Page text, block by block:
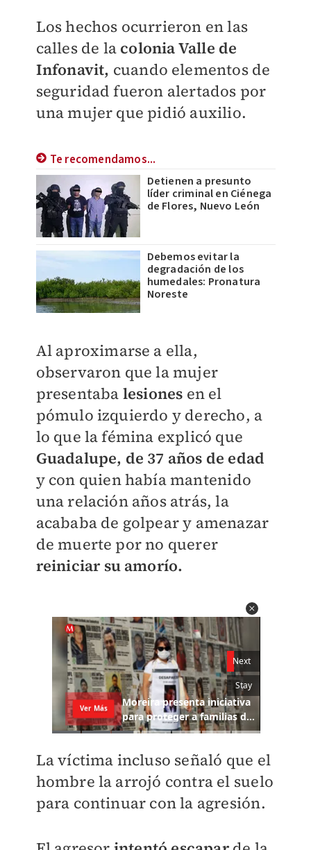
Los hechos ocurrieron en las
calles de la colonia Valle de
Infonavit, cuando elementos de
seguridad fueron alertados por
una mujer que pidió auxilio.
Te recomendamos...
Detienen a presunto
líder criminal en Ciénega
de Flores, Nuevo León
Debemos evitar la
degradación de los
humedales: Pronatura
Noreste
Al aproximarse a ella,
observaron que la mujer
presentaba lesiones en el
pómulo izquierdo y derecho, a
lo que la fémina explicó que
Guadalupe, de 37 años de edad
y con quien había mantenido
una relación años atrás, la
acababa de golpear y amenazar
de muerte por no querer
reiniciar su amorío.
La víctima incluso señaló que el
hombre la arrojó contra el suelo
para continuar con la agresión.